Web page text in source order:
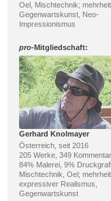
Oel, Mischtechnik;
Gegenwartskunst, Neo-
Impressionismus
pro-Mitgliedschaft:
Gerhard Knolmayer
Österreich, seit 2016
205 Werke, 349
84% Malerei, 9%
Mischtechnik, Oel;
expressiver Realismus,
Gegenwartskunst